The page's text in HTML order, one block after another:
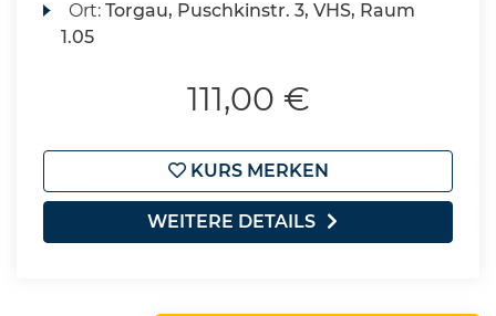
Ort:Torgau, Puschkinstr. 3, VHS, Raum
1.05
111,00 €
KURS MERKEN
WEITERE DETAILS